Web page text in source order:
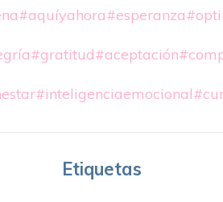
#aquíyahora#esperanza
#gratitud#aceptación
#inteligenciaemocional
Etiquetas